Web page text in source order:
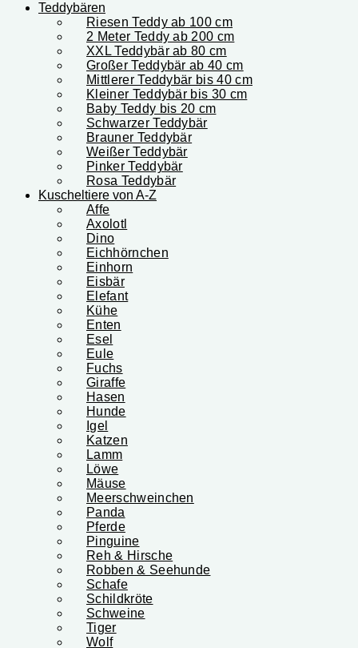
Teddybären
Riesen Teddy ab 100 cm
2 Meter Teddy ab 200 cm
XXL Teddybär ab 80 cm
Großer Teddybär ab 40 cm
Mittlerer Teddybär bis 40 cm
Kleiner Teddybär bis 30 cm
Baby Teddy bis 20 cm
Schwarzer Teddybär
Brauner Teddybär
Weißer Teddybär
Pinker Teddybär
Rosa Teddybär
Kuscheltiere von A-Z
Affe
Axolotl
Dino
Eichhörnchen
Einhorn
Eisbär
Elefant
Kühe
Enten
Esel
Eule
Fuchs
Giraffe
Hasen
Hunde
Igel
Katzen
Lamm
Löwe
Mäuse
Meerschweinchen
Panda
Pferde
Pinguine
Reh & Hirsche
Robben & Seehunde
Schafe
Schildkröte
Schweine
Tiger
Wolf